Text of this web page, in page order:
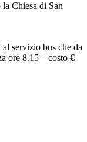
Chiesa di San
servizio bus che da
ore 8.15 – costo €